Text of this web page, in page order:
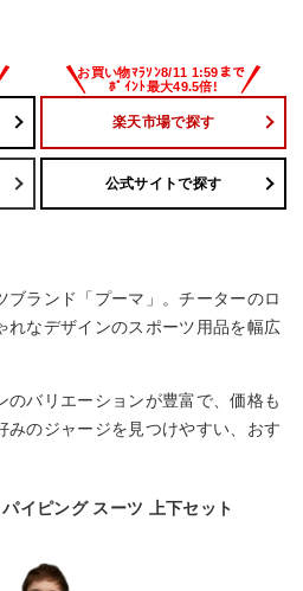
楽天市場で探す
公式サイトで探す
ブランド「プーマ」。チーターのロ
れなデザインのスポーツ用品を幅広
のバリエーションが豊富で、価格も
みのジャージを見つけやすい、おす
イピング スーツ 上下セット